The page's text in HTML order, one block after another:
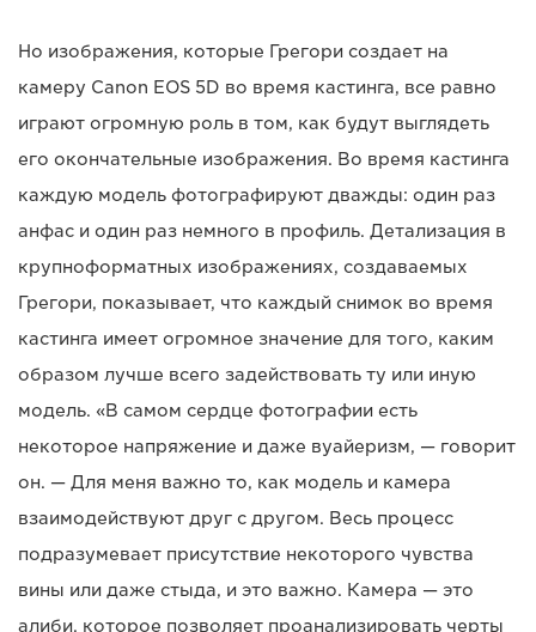
Но изображения, которые Грегори создает на
камеру Canon EOS 5D во время кастинга, все равно
играют огромную роль в том, как будут выглядеть
его окончательные изображения. Во время кастинга
каждую модель фотографируют дважды: один раз
анфас и один раз немного в профиль. Детализация в
крупноформатных изображениях, создаваемых
Грегори, показывает, что каждый снимок во время
кастинга имеет огромное значение для того, каким
образом лучше всего задействовать ту или иную
модель. «В самом сердце фотографии есть
некоторое напряжение и даже вуайеризм, — говорит
он. — Для меня важно то, как модель и камера
взаимодействуют друг с другом. Весь процесс
подразумевает присутствие некоторого чувства
вины или даже стыда, и это важно. Камера — это
алиби, которое позволяет проанализировать черты